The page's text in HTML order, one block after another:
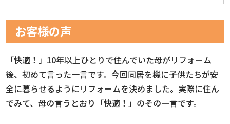
お客様の声
「快適！」10年以上ひとりで住んでいた母がリフォーム
後、初めて言った一言です。今回同居を機に子供たちが安
全に暮らせるようにリフォームを決めました。実際に住ん
でみて、母の言うとおり「快適！」のその一言です。